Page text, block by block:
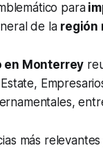
para
de la región
en Monterrey
más relevantes